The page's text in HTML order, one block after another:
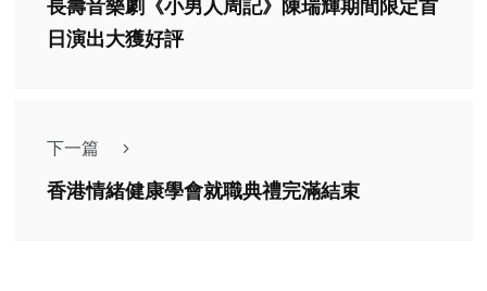
長壽音樂劇《小男人周記》陳瑞輝期間限定首
日演出大獲好評
下一篇
香港情緒健康學會就職典禮完滿結束